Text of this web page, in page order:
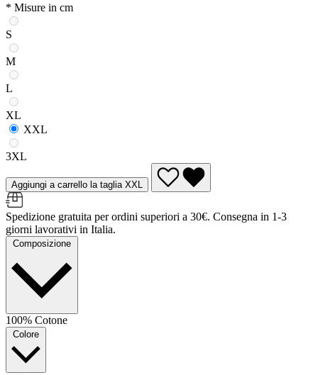
* Misure in cm
S
M
L
XL
XXL
3XL
Aggiungi a carrello la taglia XXL
Spedizione gratuita per ordini superiori a 30€. Consegna in 1-3
giorni lavorativi in Italia.
Composizione
100% Cotone
Colore